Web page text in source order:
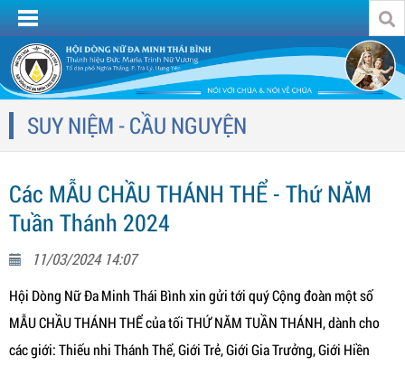
SUY NIỆM - CẦU NGUYỆN
Các MẪU CHẦU THÁNH THỂ - Thứ NĂM
Tuần Thánh 2024
11/03/2024 14:07
Hội Dòng Nữ Đa Minh Thái Bình xin gửi tới quý Cộng đoàn một số
MẪU CHẦU THÁNH THỂ của tối THỨ NĂM TUẦN THÁNH, dành cho
các giới: Thiếu nhi Thánh Thể, Giới Trẻ, Giới Gia Trưởng, Giới Hiền